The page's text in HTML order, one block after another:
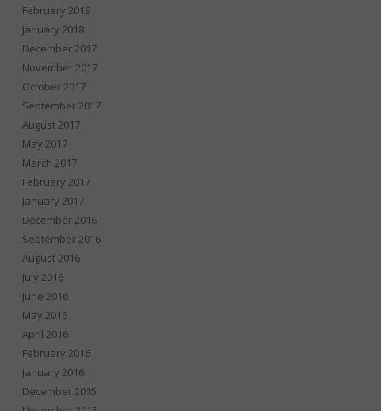
February 2018
January 2018
December 2017
November 2017
October 2017
September 2017
August 2017
May 2017
March 2017
February 2017
January 2017
December 2016
September 2016
August 2016
July 2016
June 2016
May 2016
April 2016
February 2016
January 2016
December 2015